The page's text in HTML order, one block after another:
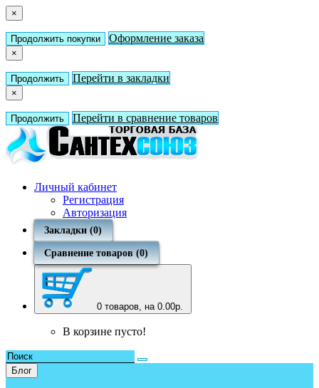
×
Продолжить покупки Оформление заказа
×
Продолжить Перейти в закладки
×
Продолжить Перейти в сравнение товаров
Личный кабинет
Регистрация
Авторизация
Закладки (0)
Сравнение товаров (0)
0 товаров, на 0.00р.
В корзине пусто!
Блог